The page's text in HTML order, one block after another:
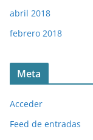
abril 2018
febrero 2018
Meta
Acceder
Feed de entradas